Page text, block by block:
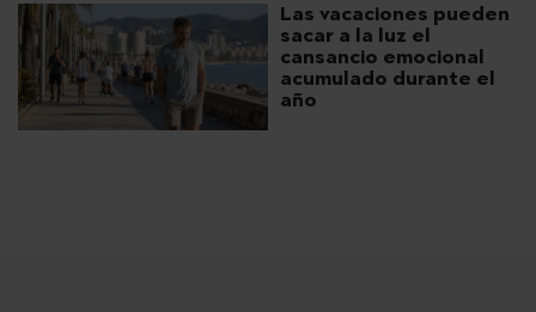
Las vacaciones pueden
sacar a la luz el
cansancio emocional
acumulado durante el
año